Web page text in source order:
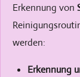
Erkennung von
werden:
Erkennung